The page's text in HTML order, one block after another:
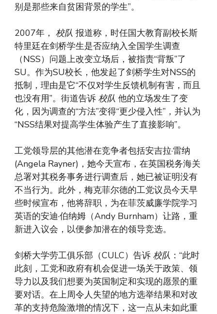
别是那些来自贫困背景的学生”。
2007年， 校队 报道称，时任国大教育副校长斯
特里廷在剑桥学生是否应纳入全国学生调查
（NSS）问题上改变立场后，被指责“背叛”了
SU。作为SU校长，他发起了剑桥学生对NSS的
抵制，理由是它“不仅对学生反馈机制有害，而且
也没有用”。街道告诉 校队 他的立场发生了变
化，因为调查的“方法”变得“更少侵入性”，并认为
“NSS结果对提高学生体验产生了直接影响”。
工党领导层的其他潜在竞争者包括安吉拉·雷纳
(Angela Rayner)，她今天宣布，在英国税务海关
总署对其税务事务进行调查后，她已被证明没有
不当行为。此外，梅克菲尔德的工党议员今天早
些时候宣布，他将辞职，为在菲茨威廉学院学习
英语的安迪·伯纳姆（Andy Burnham）让路，重
新进入议会，以便参加潜在的领导竞选。
剑桥大学劳工俱乐部（CULC）告诉 校队 ：“此时
此刻，工党和政府有机会促进一场关于政策、领
导力以及我们想要为英国制定和实现的愿景的重
要对话。在上周令人失望的地方选举结果和对改
革的支持危险激增的情况下，这一点从未如此重